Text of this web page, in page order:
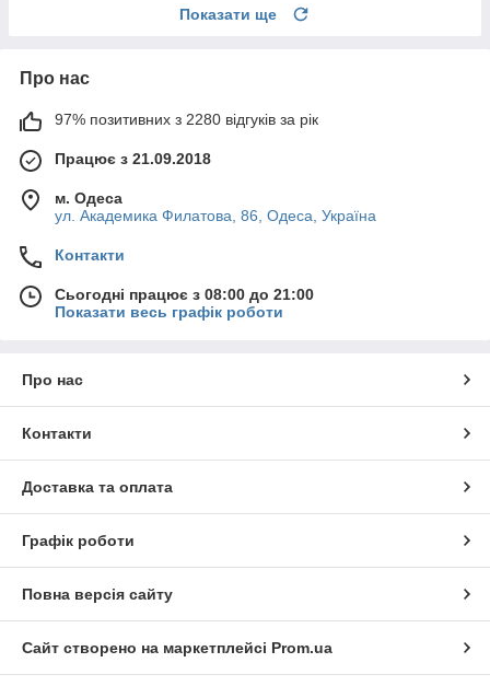
Показати ще
Про нас
97% позитивних з 2280 відгуків за рік
Працює з 21.09.2018
м. Одеса
ул. Академика Филатова, 86, Одеса, Україна
Контакти
Сьогодні працює з 08:00 до 21:00
Показати весь графік роботи
Про нас
Контакти
Доставка та оплата
Графік роботи
Повна версія сайту
Сайт створено на маркетплейсі Prom.ua